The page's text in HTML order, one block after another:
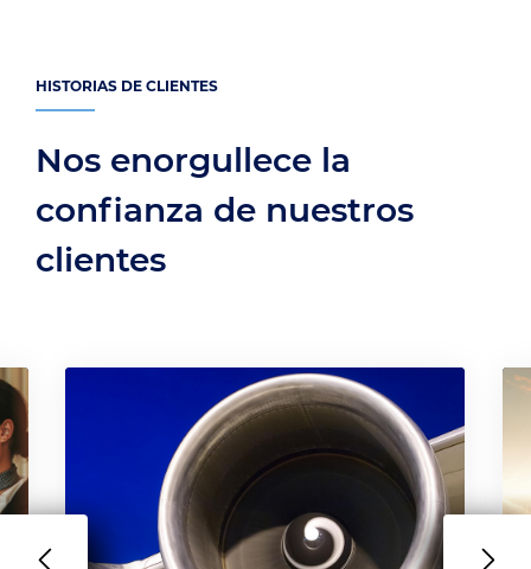
HISTORIAS DE CLIENTES
Nos enorgullece la
confianza de nuestros
clientes